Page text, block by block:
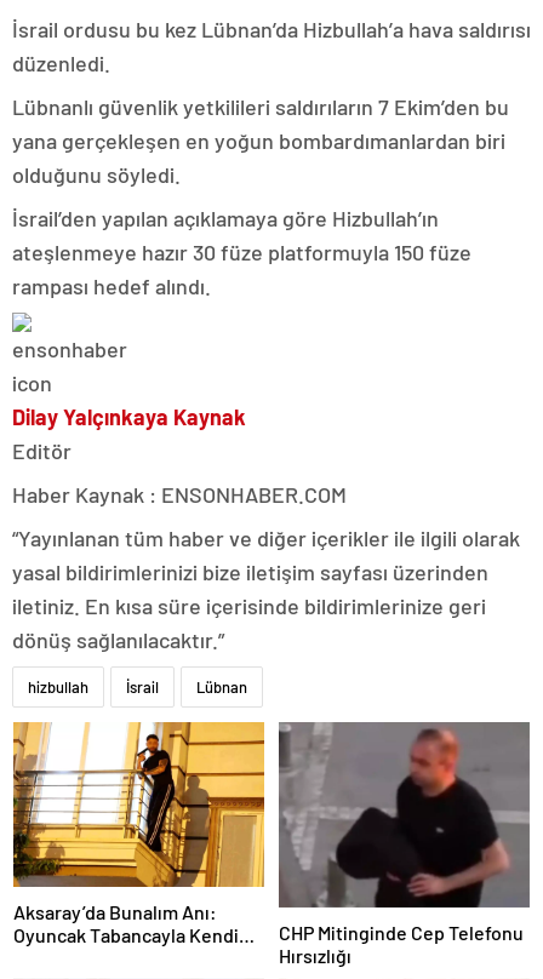
İsrail ordusu bu kez Lübnan’da Hizbullah’a hava saldırısı
düzenledi.
Lübnanlı güvenlik yetkilileri saldırıların 7 Ekim’den bu
yana gerçekleşen en yoğun bombardımanlardan biri
olduğunu söyledi.
İsrail’den yapılan açıklamaya göre Hizbullah’ın
ateşlenmeye hazır 30 füze platformuyla 150 füze
rampası hedef alındı.
Dilay Yalçınkaya Kaynak
Editör
Haber Kaynak : ENSONHABER.COM
“Yayınlanan tüm haber ve diğer içerikler ile ilgili olarak
yasal bildirimlerinizi bize iletişim sayfası üzerinden
iletiniz. En kısa süre içerisinde bildirimlerinize geri
dönüş sağlanılacaktır.”
hizbullah İsrail Lübnan
Aksaray’da Bunalım Anı:
Oyuncak Tabancayla Kendine
CHP Mitinginde Cep Telefonu
Hırsızlığı